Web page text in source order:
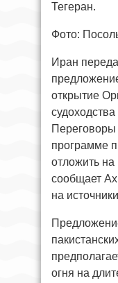
Тегеран.
Фото:
Иран
открытие
Переговоры
программе
отложить на
сообщает
на
огня на